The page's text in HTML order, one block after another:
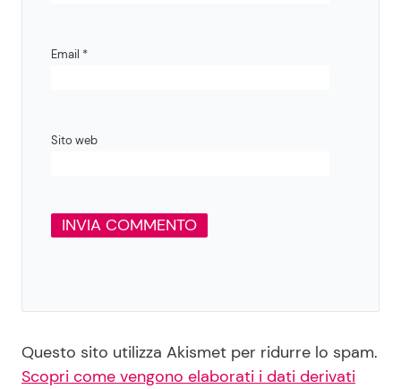
Email *
Sito web
Questo sito utilizza Akismet per ridurre lo spam.
Scopri come vengono elaborati i dati derivati